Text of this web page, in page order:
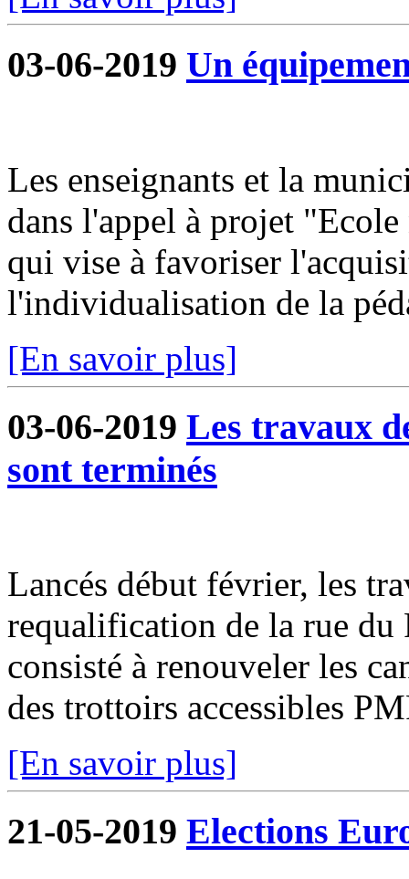
03-06-2019 Un
Les enseignants et la
dans l'appel à projet
qui vise à favoriser
l'individualisation de la
[En savoir plus]
03-06-2019 Les travaux
sont terminés
Lancés début février, les
requalification de la rue du
consisté à renouveler les
des trottoirs accessibles
[En savoir plus]
21-05-2019 Elections